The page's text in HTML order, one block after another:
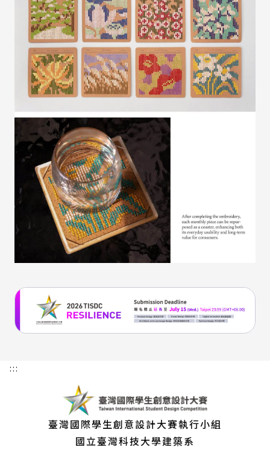
:::
臺灣國際學生創意設計大賽執行小組
國立臺灣科技大學建築系